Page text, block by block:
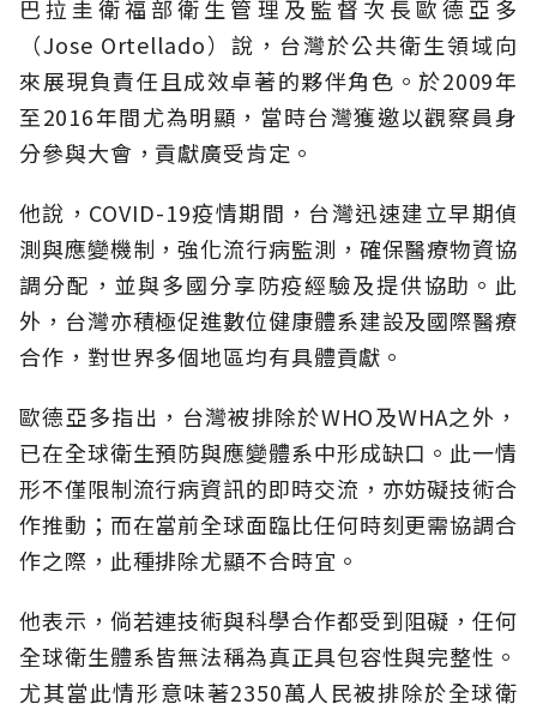
巴拉圭衛福部衛生管理及監督次長歐德亞多
（Jose Ortellado）說，台灣於公共衛生領域向
來展現負責任且成效卓著的夥伴角色。於2009年
至2016年間尤為明顯，當時台灣獲邀以觀察員身
分參與大會，貢獻廣受肯定。
他說，COVID-19疫情期間，台灣迅速建立早期偵
測與應變機制，強化流行病監測，確保醫療物資協
調分配，並與多國分享防疫經驗及提供協助。此
外，台灣亦積極促進數位健康體系建設及國際醫療
合作，對世界多個地區均有具體貢獻。
歐德亞多指出，台灣被排除於WHO及WHA之外，
已在全球衛生預防與應變體系中形成缺口。此一情
形不僅限制流行病資訊的即時交流，亦妨礙技術合
作推動；而在當前全球面臨比任何時刻更需協調合
作之際，此種排除尤顯不合時宜。
他表示，倘若連技術與科學合作都受到阻礙，任何
全球衛生體系皆無法稱為真正具包容性與完整性。
尤其當此情形意味著2350萬人民被排除於全球衛